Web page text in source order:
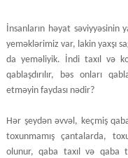
İnsanların həyat səviyyəsinin
yeməklərimiz var, lakin yaxşı
da yeməliyik. İndi taxıl və
qablaşdırılır, bəs onları
etməyin faydası nədir?
Hər şeydən əvvəl, keçmiş
toxunmamış çantalarda,
olunur, qaba taxıl və qaba